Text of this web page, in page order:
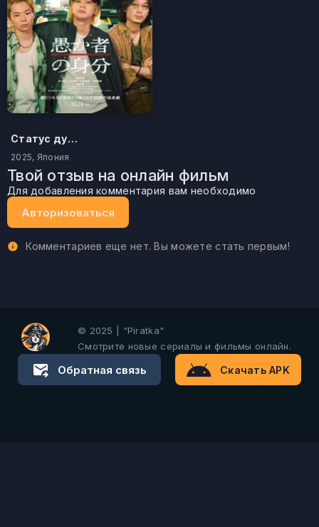
Статус дурака
2025, Япония
Твой отзыв на онлайн фильм
Для добавления комментария вам необходимо
Авторизоваться
Комментариев еще нет. Вы можете стать первым!
© 2025 | "Piratka"
Смотрите новые сериалы и фильмы онлайн.
Обратная связь Скачать APK